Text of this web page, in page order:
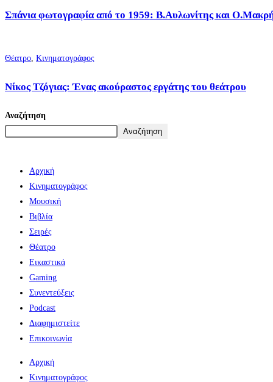
Σπάνια φωτογραφία από το 1959: Β.Αυλωνίτης και
Θέατρο, Κινηματογράφος
Νίκος Τζόγιας: Ένας ακούραστος εργάτης του θεάτρου
Αναζήτηση
Αναζήτηση
Αρχική
Κινηματογράφος
Μουσική
Βιβλία
Σειρές
Θέατρο
Εικαστικά
Gaming
Συνεντεύξεις
Podcast
Διαφημιστείτε
Επικοινωνία
Αρχική
Κινηματογράφος